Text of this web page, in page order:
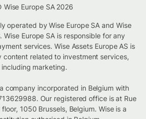
Wise Europe SA 2026
operated by Wise Europe SA and Wise
Wise Europe SA is responsible for any
services. Wise Assets Europe AS is
content related to investment services,
including marketing.
company incorporated in Belgium with
Our registered office is at Rue
1050 Brussels, Belgium. Wise is a